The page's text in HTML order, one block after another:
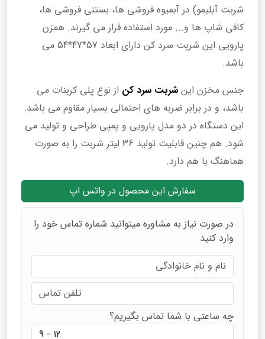
شربت آبلیمو) در آبمیوه فروشی ها، بستنی فروشی ها،
کافی شاپ ها و... مورد استفاده قرار می گیرند. همزن
پارویی این شربت سرد کن دارای ابعاد 57*47*54 می
باشد.
جنس مخزن این شربت سرد کن از نوع پلی کربنات می
باشد، و در برابر ضربه های احتمالی بسیار مقاوم می باشد.
این دستگاه در دو مدل پارویی و پمپی طراحی و تولید می
شود. هم چنین قابلیت تولید 36 لیتر شربت را به صورت
هماهنگ با هم دارد.
سفارش این محصول در واتس اپ
در صورت نیاز به مشاوره میتوانید شماره تماس خود را
وارد کنید
چه ساعتی با شما تماس بگیریم؟